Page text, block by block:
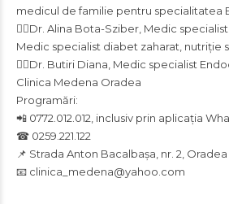
medicul de familie pentru specialitatea
👩‍⚕️Dr. Alina Bota-Sziber, Medic
Medic specialist diabet zaharat, nutriție
👩‍⚕️Dr. Butiri Diana, Medic specialist
Clinica Medena Oradea
Programări:
📲 0772.012.012, inclusiv prin aplicația
☎ 0259.221.122
📌 Strada Anton Bacalbașa, nr. 2, Oradea
📧 clinica_medena@yahoo.com